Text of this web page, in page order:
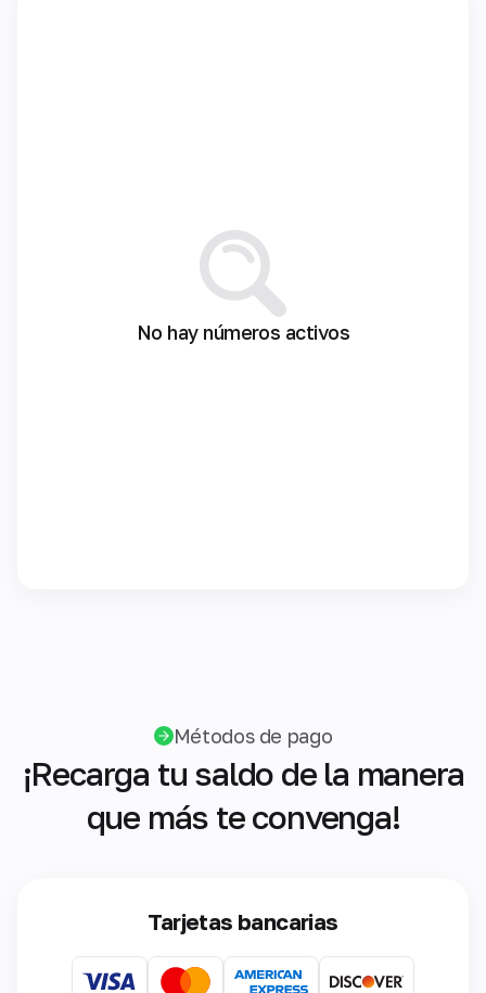
No hay números activos
Métodos de pago
¡Recarga tu saldo de la manera
que más te convenga!
Tarjetas bancarias